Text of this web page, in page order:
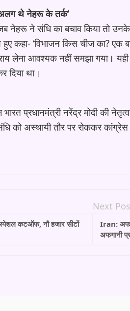
थे नेहरू के तर्क’
नेहरू ने संधि का बचाव किया तो
कहा- ‘विभाजन किस चीज का? एक
लेना आवश्यक नहीं समझा गया। यही
दिया था।
प्रधानमंत्री नरेंद्र मोदी की
को अस्थायी तौर पर रोककर
कटऑफ, नौ हजार सीटों
Next
Iran:
अफगानी